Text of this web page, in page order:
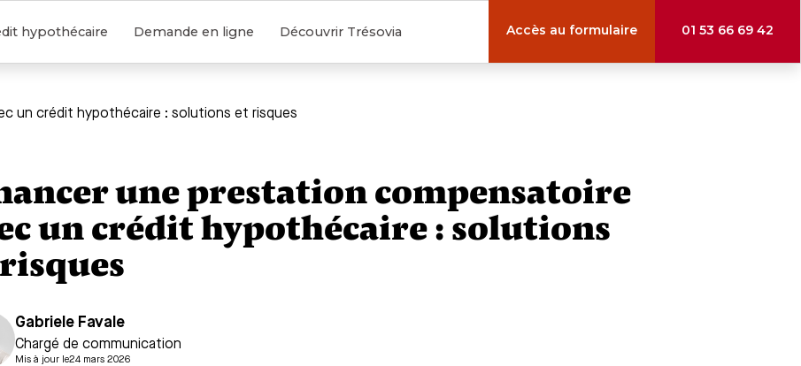
hypothécaire Demande en ligne Découvrir Trésovia Accès au formulaire 01 53 66 69 42
un crédit hypothécaire : solutions et risques
une prestation compensatoire
un crédit hypothécaire : solutions
Gabriele Favale
Chargé de communication
Mis à jour le24 mars 2026